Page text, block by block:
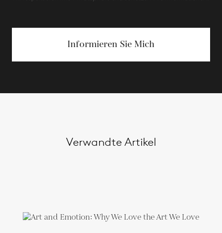
Informieren Sie Mich
Verwandte Artikel